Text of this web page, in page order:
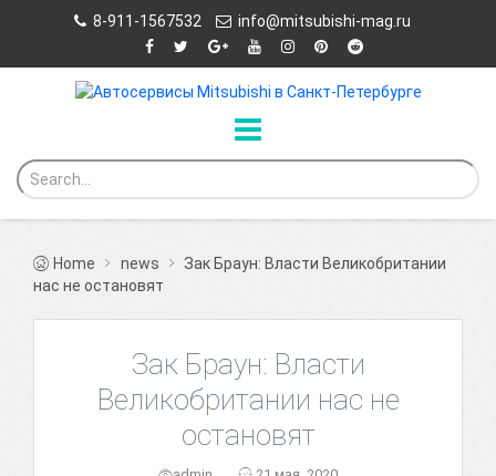
8-911-1567532 info@mitsubishi-mag.ru
Home news
Зак Браун: Власти Великобритании
нас не остановят
Зак Браун: Власти
Великобритании нас не
остановят